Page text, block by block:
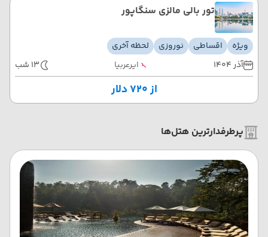
تور بالی مالزی سنگاپور
ویژه اقساطی نوروزی
لحظه آخری
آذر 1404
ایرعربیا 13 شب
از ۷۲۰ دلار
پرطرفدارترین هتل‌ها